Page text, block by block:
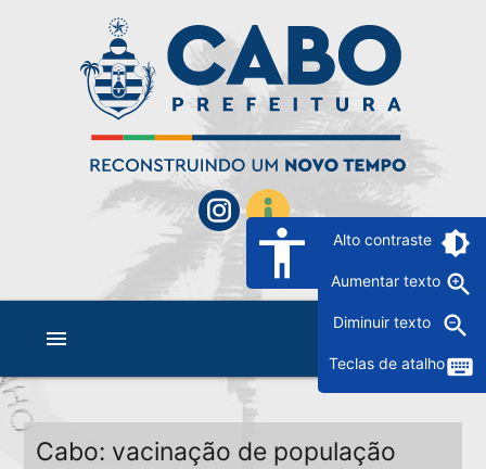
accessibility Alto contraste brightness_6
Aumentar texto zoom_in
Diminuir texto zoom_out
Teclas de atalhokeyboard
menu
Cabo: vacinação de população